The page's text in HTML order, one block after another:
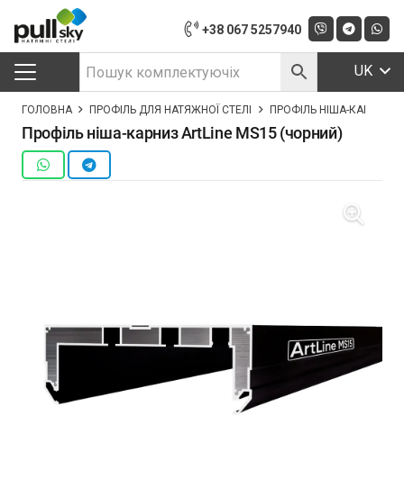
+38 067 5257940
UK
ГОЛОВНА ПРОФІЛЬ ДЛЯ НАТЯЖНОЇ СТЕЛІ ПРОФІЛЬ НІША-КАРНИЗ
Профіль ніша-карниз ArtLine MS15 (чорний)